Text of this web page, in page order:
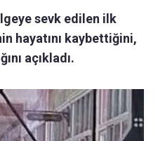
sevk edilen ilk
hayatını kaybettiğini,
açıkladı.